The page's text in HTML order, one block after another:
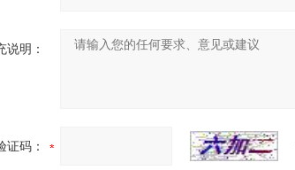
说明：
证码：